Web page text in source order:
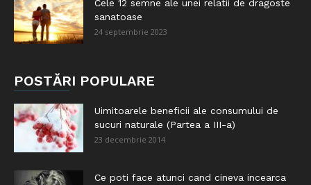
Cele 12 semne ale unei relatii de dragoste
sanatoase
24 septembrie 2023
POSTĂRI POPULARE
Uimitoarele beneficii ale consumului de
sucuri naturale (Partea a III-a)
23 decembrie 2014
Ce poti face atunci cand cineva incearca